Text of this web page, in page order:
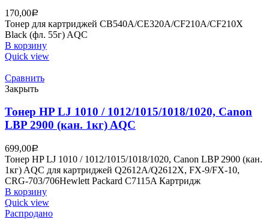
170,00Р
Тонер для картриджей CB540A/CE320A/CF210A/CF210X
Black (фл. 55г) AQC
В корзину
Quick view
Сравнить
Закрыть
Тонер HP LJ 1010 / 1012/1015/1018/1020, Canon
LBP 2900 (кан. 1кг) AQC
699,00Р
Тонер HP LJ 1010 / 1012/1015/1018/1020, Canon LBP 2900 (кан.
1кг) AQC для картриджей Q2612A/Q2612X, FX-9/FX-10,
CRG-703/706Hewlett Packard C7115A Картридж
В корзину
Quick view
Распродано